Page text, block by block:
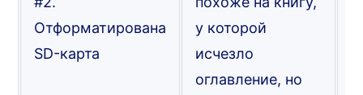
Отформатирована
SD-карта
у которой
исчезло
оглавление, но